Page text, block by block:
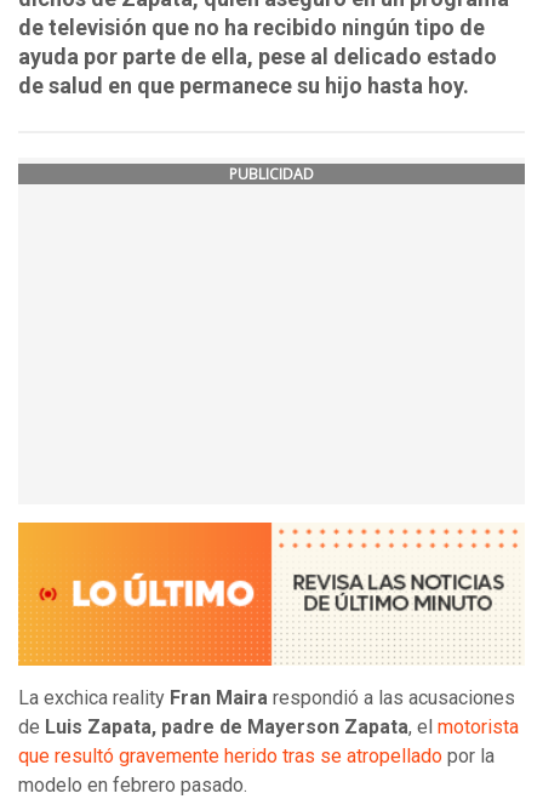
de televisión que no ha recibido ningún tipo de
ayuda por parte de ella, pese al delicado estado
de salud en que permanece su hijo hasta hoy.
PUBLICIDAD
La exchica reality Fran Maira respondió a las acusaciones
de Luis Zapata, padre de Mayerson Zapata, el motorista
que resultó gravemente herido tras se atropellado por la
modelo en febrero pasado.